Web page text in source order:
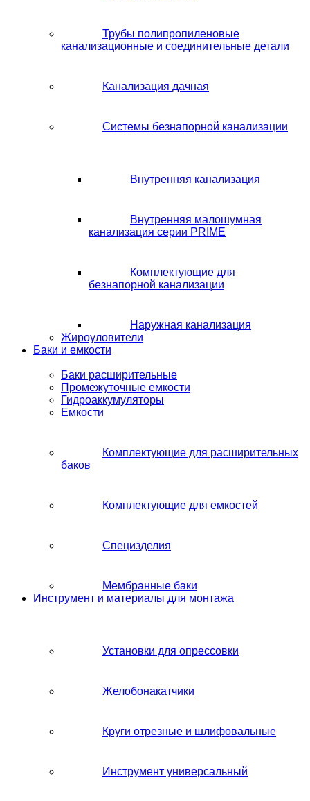
Трубы полипропиленовые
канализационные и соединительные детали
Канализация дачная
Системы безнапорной канализации
Внутренняя канализация
Внутренняя малошумная
канализация серии PRIME
Комплектующие для
безнапорной канализации
Наружная канализация
Жироуловители
Баки и емкости
Баки расширительные
Промежуточные емкости
Гидроаккумуляторы
Емкости
Комплектующие для расширительных
баков
Комплектующие для емкостей
Специзделия
Мембранные баки
Инструмент и материалы для монтажа
Установки для опрессовки
Желобонакатчики
Круги отрезные и шлифовальные
Инструмент универсальный